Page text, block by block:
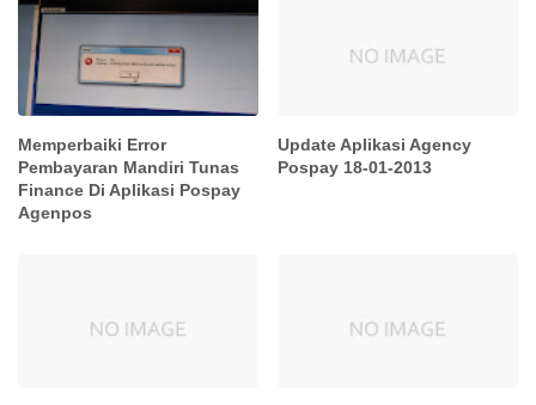
Memperbaiki Error
Pembayaran Mandiri Tunas
Finance Di Aplikasi Pospay
Agenpos
Update Aplikasi Agency
Pospay 18-01-2013